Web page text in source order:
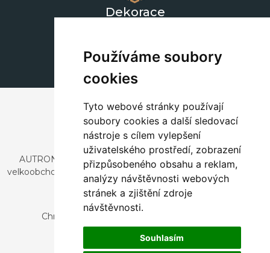
Používáme soubory
cookies
Tyto webové stránky používají
soubory cookies a další sledovací
nástroje s cílem vylepšení
uživatelského prostředí, zobrazení
přizpůsobeného obsahu a reklam,
analýzy návštěvnosti webových
stránek a zjištění zdroje
návštěvnosti.
Souhlasím
Dekorace
AUTRONIC, s.r.o. je společnost zabývající se dovozem a
velkoobchodním prodejem designového i stylového nábytku
a dekorací.
Česká republika
Chrustenice 270, 267 12 Loděnice u Berouna
Slovensko
Nová 366, 032 02 Závažná Poruba